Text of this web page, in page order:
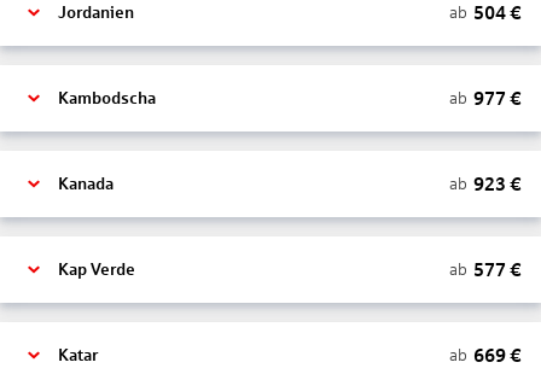
Jordanien ab 504€
Kambodscha ab 977 €
Kanada ab 923 €
Kap Verde ab 577 €
Katar ab 669€